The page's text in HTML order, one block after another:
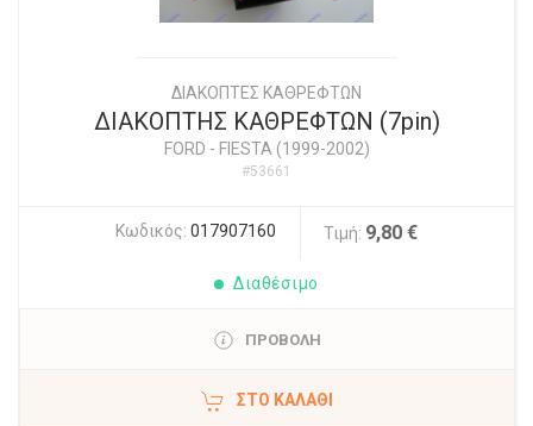
ΔΙΑΚΟΠΤΕΣ ΚΑΘΡΕΦΤΩΝ
ΔΙΑΚΟΠΤΗΣ ΚΑΘΡΕΦΤΩΝ (7pin)
FORD - FIESTA (1999-2002)
#53661
Κωδικός: 017907160 Τιμή: 9,80 €
Διαθέσιμο
ΠΡΟΒΟΛΗ
ΣΤΟ ΚΑΛΆΘΙ